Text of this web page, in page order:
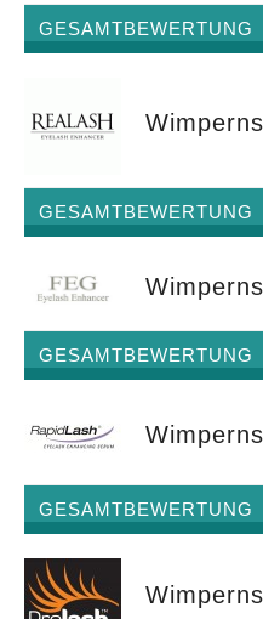
GESAMTBEWERTUNG
GESAMTBEWERTUNG
GESAMTBEWERTUNG
GESAMTBEWERTUNG